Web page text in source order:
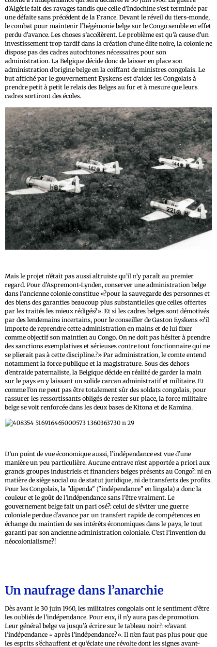
d’Algérie fait des ravages tandis que celle d’Indochine s’est terminée par
une défaite sans précédent de la France. Devant le réveil du tiers-monde,
le combat pour maintenir l’hégémonie belge sur le Congo semble en effet
perdu d’avance. Les choses s’accélèrent. Le problème est qu’à cause d’un
investissement trop tardif dans la création d’une élite noire, la colonie ne
dispose pas des cadres autochtones nécessaires pour son
administration. La Belgique décide donc de laisser en place son
administration d’origine belge en la coiffant de ministres congolais. Le
but affiché par le gouvernement Eyskens est d’aider les Congolais à
prendre petit à petit le relais des Belges au fur et à mesure que leurs
cadres sortiront des écoles.
Mais le projet n’était pas aussi altruiste qu’il n’y paraît au premier
regard. Pour d’Aspremont-Lynden, conserver une administration belge
dans l’ancienne colonie constitue «?pour la sauvegarde des personnes et
des biens des garanties beaucoup plus substantielles que celles offertes
par les traités les mieux rédigés?». Et si les cadres belges sont démotivés
par des lendemains incertains, pour le conseiller de Gaston Eyskens «?il
importe de reprendre cette administration en mains et de lui fixer
comme objectif son maintien au Congo. On ne doit pas hésiter à prendre
des sanctions exemplatives et sérieuses contre tout fonctionnaire qui ne
se plierait pas à cette discipline.?» Par administration, le comte entend
notamment la force publique et la magistrature. Sous des dehors
d’entraide paternaliste, la Belgique décide en réalité de garder la main
sur le pays en y laissant un solide carcan administratif et militaire. Et
comme l’on ne peut pas être totalement sûr des soldats congolais, pour
rassurer les ressortissants obligés de rester sur place, la force militaire
belge se voit renforcée dans les deux bases de Kitona et de Kamina.
D’un point de vue économique aussi, l’indépendance est vue d’une
manière un peu particulière. Aucune entrave n’est apportée a priori aux
grands groupes industriels et financiers belges présents au Congo?: ni en
matière de siège social ou de statut juridique, ni de transferts des profits.
Pour les Congolais, la "dipenda" ("indépendance" en lingala) a donc la
couleur et le goût de l’indépendance sans l’être vraiment. Le
gouvernement belge fait un pari osé?: celui de s’éviter une guerre
coloniale perdue d’avance par un transfert rapide de compétences en
échange du maintien de ses intérêts économiques dans le pays, le tout
garanti par son ancienne administration coloniale. C’est l’invention du
néocolonialisme?!
Un naufrage dans l’anarchie
Dès avant le 30 juin 1960, les militaires congolais ont le sentiment d’être
les oubliés de l’indépendance. Pour eux, il n’y aura pas de promotion.
Leur général belge va jusqu’à écrire sur le tableau noir?: «?avant
l’indépendance = après l’indépendance?». Il n’en faut pas plus pour que
les esprits s’échauffent et qu’éclate une révolte dont les signes avant-